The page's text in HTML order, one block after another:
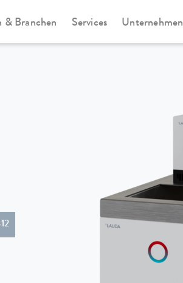
& Branchen Services Unternehmen